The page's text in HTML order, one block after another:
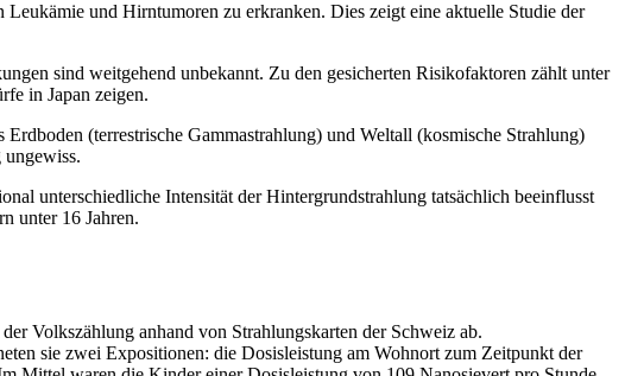
und Hirntumoren zu erkranken. Dies zeigt eine aktuelle Studie der
sind weitgehend unbekannt. Zu den gesicherten Risikofaktoren zählt unter
in Japan zeigen.
(terrestrische Gammastrahlung) und Weltall (kosmische Strahlung)
unterschiedliche Intensität der Hintergrundstrahlung tatsächlich beeinflusst
unter 16 Jahren.
Volkszählung anhand von Strahlungskarten der Schweiz ab.
sie zwei Expositionen: die Dosisleistung am Wohnort zum Zeitpunkt der